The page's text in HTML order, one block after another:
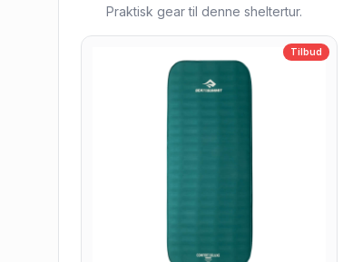
Praktisk gear til denne sheltertur.
Tilbud